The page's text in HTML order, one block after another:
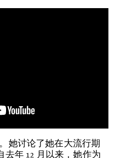
她讨论了她在大流行期
年 12 月以来，她作为